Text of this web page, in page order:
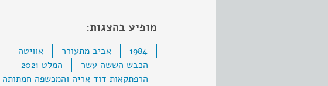
מופיע בהצגות:
1984 אביב מתעורר אוויטה
הכבש הששה עשר
המלט 2021
הרפתקאות דוד אריה והמכשפה חמתותה